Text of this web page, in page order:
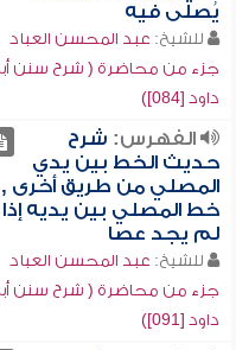
يُصلى فيه
للشيخ: عبد المحسن العباد
جزء من محاضرة ( شرح سنن
داود [084])
الفهرس: شرح
حديث الخط بين يدي
المصلي من طريق أخرى ,
خط المصلي بين يديه إذا
لم يجد عصا
للشيخ: عبد المحسن العباد
جزء من محاضرة ( شرح سنن
داود [091])